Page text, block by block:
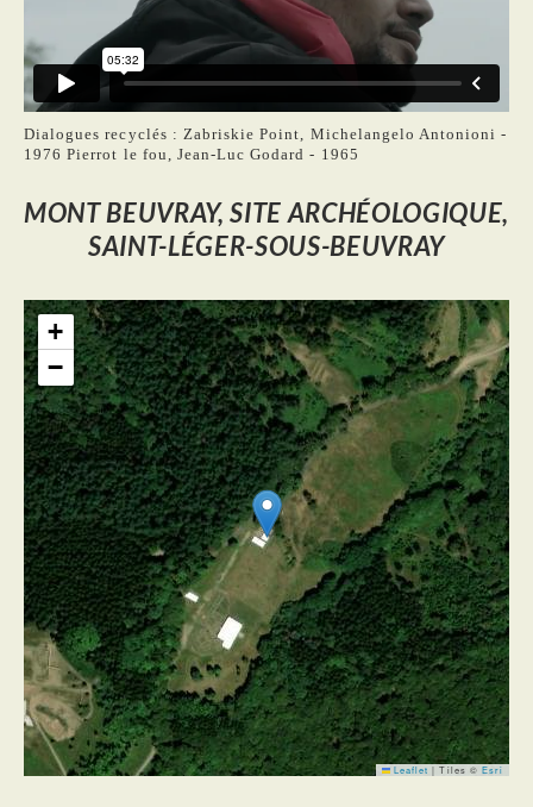
Dialogues recyclés : Zabriskie Point, Michelangelo Antonioni -
1976 Pierrot le fou, Jean-Luc Godard - 1965
MONT BEUVRAY, SITE ARCHÉOLOGIQUE,
SAINT-LÉGER-SOUS-BEUVRAY
+
−
Leaflet | Tiles © Esri